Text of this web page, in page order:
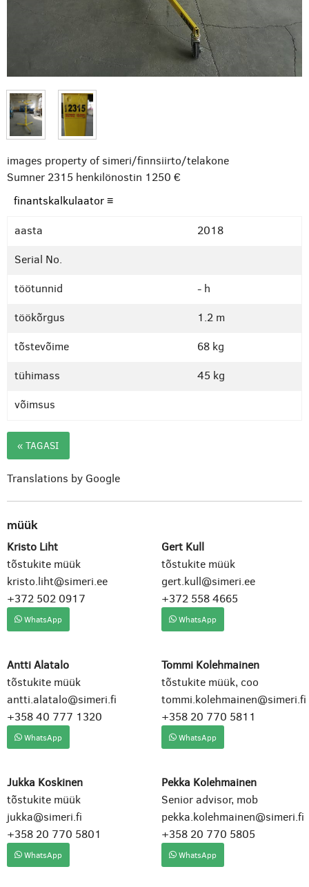
images property of simeri/finnsiirto/telakone
Sumner 2315 henkilönostin 1250 €
finantskalkulaator ≡
aasta
2018
Serial No.
töötunnid
- h
töökõrgus
1.2 m
tõstevõime
68 kg
tühimass
45 kg
võimsus
« TAGASI
Translations by Google
müük
Kristo Liht
tõstukite müük
kristo.liht@simeri.ee
+372 502 0917
WhatsApp
Gert Kull
tõstukite müük
gert.kull@simeri.ee
+372 558 4665
WhatsApp
Antti Alatalo
tõstukite müük
antti.alatalo@simeri.fi
+358 40 777 1320
WhatsApp
Tommi Kolehmainen
tõstukite müük, coo
tommi.kolehmainen@simeri.fi
+358 20 770 5811
WhatsApp
Jukka Koskinen
tõstukite müük
jukka@simeri.fi
+358 20 770 5801
WhatsApp
Pekka Kolehmainen
Senior advisor, mob
pekka.kolehmainen@simeri.fi
+358 20 770 5805
WhatsApp